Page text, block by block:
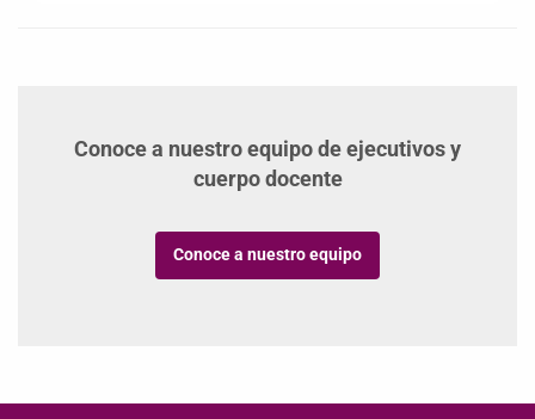
Conoce a nuestro equipo de ejecutivos y
cuerpo docente
Conoce a nuestro equipo